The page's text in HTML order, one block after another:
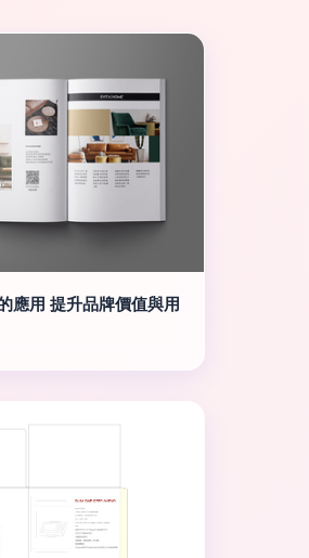
應用 提升品牌價值與用